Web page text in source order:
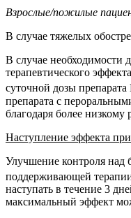
Взрослые/пожилые
В случае тяжелых
В случае необходимости
терапевтического
суточной дозы
препарата с
благодаря более
Наступление эффекта при
Улучшение контроля над
поддерживающей
наступать в течение 3
максимальный эффект